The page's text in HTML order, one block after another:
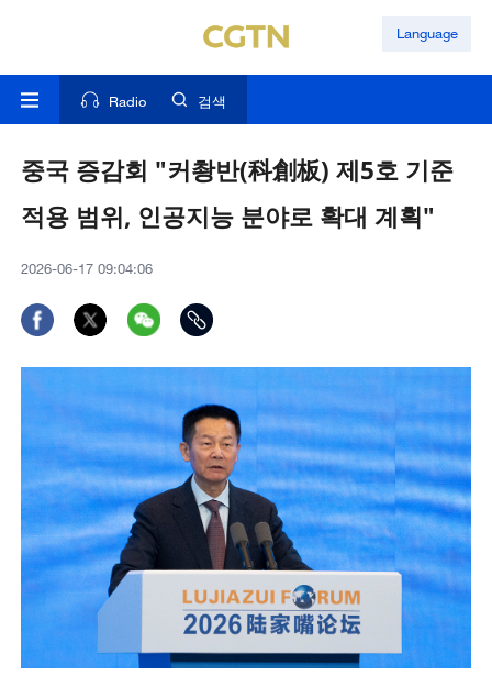
Language
Radio 검색
중국 증감회 "커촹반(科創板) 제5호 기준
적용 범위, 인공지능 분야로 확대 계획"
2026-06-17 09:04:06